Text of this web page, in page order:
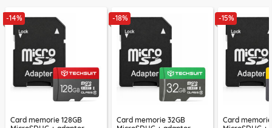
-14%
Card memorie 128GB
-18%
Card memorie 32GB
-15%
Card